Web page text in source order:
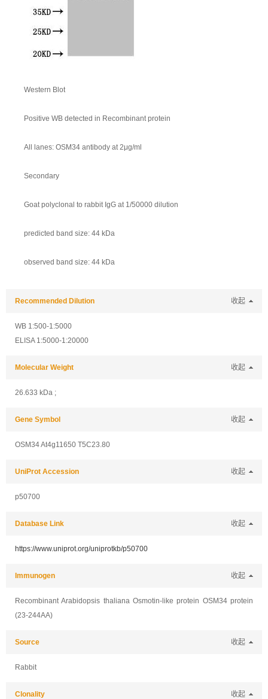
Western Blot
Positive WB detected in Recombinant protein
All lanes: OSM34 antibody at 2μg/ml
Secondary
Goat polyclonal to rabbit IgG at 1/50000 dilution
predicted band size: 44 kDa
observed band size: 44 kDa
Recommended Dilution 收起
WB 1:500-1:5000
ELISA 1:5000-1:20000
Molecular Weight 收起
26.633 kDa ;
Gene Symbol 收起
OSM34 At4g11650 T5C23.80
UniProt Accession 收起
p50700
Database Link 收起
https://www.uniprot.org/uniprotkb/p50700
Immunogen 收起
Recombinant Arabidopsis thaliana Osmotin-like protein OSM34 protein
(23-244AA)
Source 收起
Rabbit
Clonality 收起